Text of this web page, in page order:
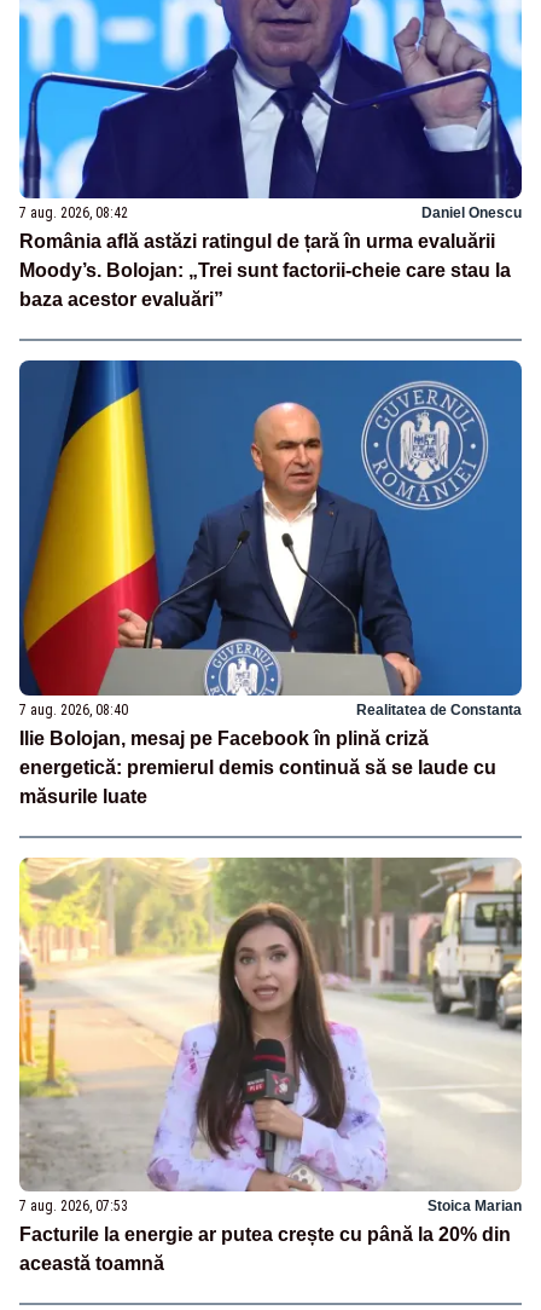
7 aug. 2026, 08:42 Daniel Onescu
România află astăzi ratingul de țară în urma evaluării
Moody’s. Bolojan: „Trei sunt factorii-cheie care stau la
baza acestor evaluări”
7 aug. 2026, 08:40 Realitatea de Constanta
Ilie Bolojan, mesaj pe Facebook în plină criză
energetică: premierul demis continuă să se laude cu
măsurile luate
7 aug. 2026, 07:53 Stoica Marian
Facturile la energie ar putea crește cu până la 20% din
această toamnă